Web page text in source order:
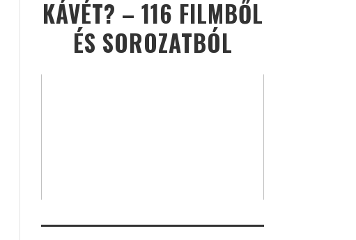
KÁVÉT? – 116 FILMBŐL
ÉS SOROZATBÓL